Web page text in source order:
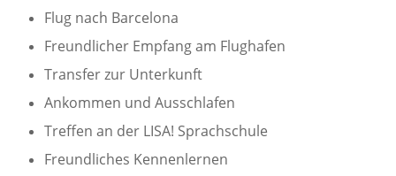
Flug nach Barcelona
Freundlicher Empfang am Flughafen
Transfer zur Unterkunft
Ankommen und Ausschlafen
Treffen an der LISA! Sprachschule
Freundliches Kennenlernen